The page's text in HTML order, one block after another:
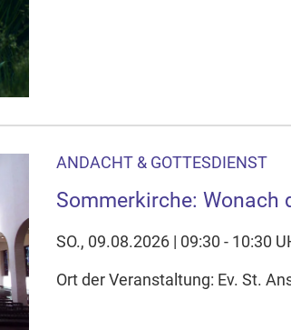
ANDACHT & GOTTESDIENST
Sommerkirche: Wonach
SO., 09.08.2026 | 09:30 - 10:30
Ort der Veranstaltung: Ev. St.